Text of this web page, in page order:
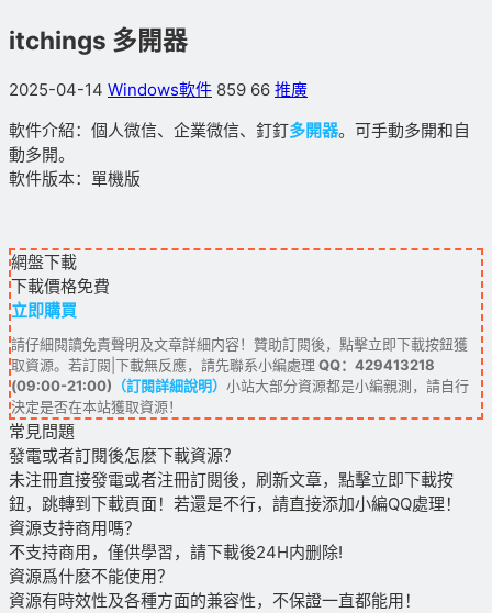
itchings 多開器
2025-04-14 Windows軟件 859 66 推廣
軟件介紹：個人微信、企業微信、釘釘多開器。可手動多開和自
動多開。
軟件版本：單機版
網盤下載
下載價格免費
立即購買
請仔細閱讀免責聲明及文章詳細内容！贊助訂閱後，點擊立即下載按鈕獲
取資源。若訂閱|下載無反應，請先聯系小編處理 QQ：429413218
(09:00-21:00) （訂閱詳細說明） 小站大部分資源都是小編親測，請自行
決定是否在本站獲取資源！
常見問題
發電或者訂閱後怎麽下載資源？
未注冊直接發電或者注冊訂閱後，刷新文章，點擊立即下載按
鈕，跳轉到下載頁面！若還是不行，請直接添加小編QQ處理！
資源支持商用嗎？
不支持商用，僅供學習，請下載後24H内删除!
資源爲什麽不能使用？
資源有時效性及各種方面的兼容性，不保證一直都能用！